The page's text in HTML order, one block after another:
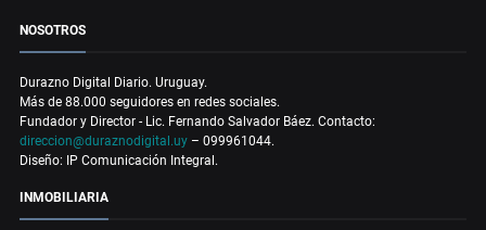
NOSOTROS
Durazno Digital Diario. Uruguay.
Más de 88.000 seguidores en redes sociales.
Fundador y Director - Lic. Fernando Salvador Báez. Contacto:
direccion@duraznodigital.uy – 099961044.
Diseño: IP Comunicación Integral.
INMOBILIARIA